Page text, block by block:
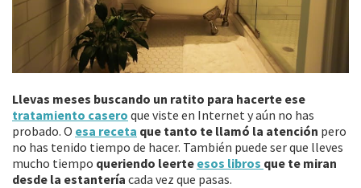
Llevas meses buscando un ratito para hacerte ese
tratamiento casero que viste en Internet y aún no has
probado. O esa receta que tanto te llamó la atención pero
no has tenido tiempo de hacer. También puede ser que lleves
mucho tiempo queriendo leerte esos libros que te miran
desde la estantería cada vez que pasas.